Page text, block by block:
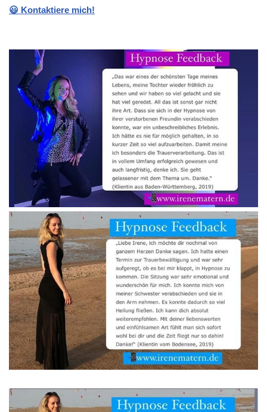
😃 Kontaktiere mich!